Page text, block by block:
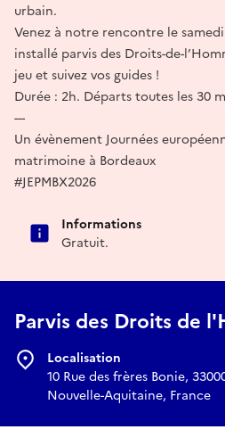
urbain.
Venez à notre rencontre le
installé parvis des Droits-de-
jeu et suivez vos guides !
Durée : 2h. Départs toutes les 30
---
Un évènement Journées
matrimoine à Bordeaux
#JEPMBX2026
Informations
Gratuit.
Parvis des Droits de
Localisation
10 Rue des frères Bonie,
Nouvelle-Aquitaine, France